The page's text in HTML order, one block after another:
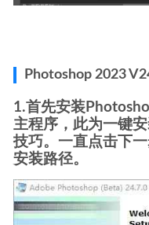
Photoshop 2023
1.首先安装
主程序，此为一键
技巧。一直点击下
安装路径。